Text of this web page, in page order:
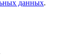
данных.